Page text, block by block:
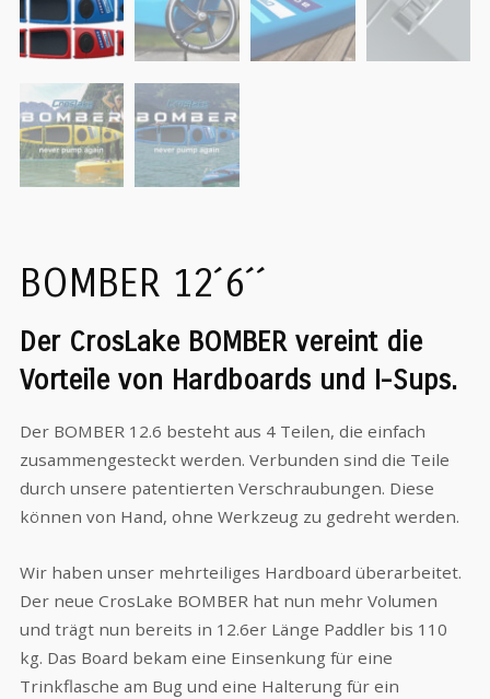
BOMBER 12´6´´
Der CrosLake BOMBER vereint die
Vorteile von Hardboards und I-Sups.
Der BOMBER 12.6 besteht aus 4 Teilen, die einfach
zusammengesteckt werden. Verbunden sind die Teile
durch unsere patentierten Verschraubungen. Diese
können von Hand, ohne Werkzeug zu gedreht werden.
Wir haben unser mehrteiliges Hardboard überarbeitet.
Der neue CrosLake BOMBER hat nun mehr Volumen
und trägt nun bereits in 12.6er Länge Paddler bis 110
kg. Das Board bekam eine Einsenkung für eine
Trinkflasche am Bug und eine Halterung für ein